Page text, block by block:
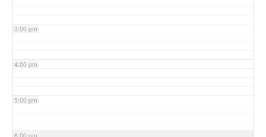
3:00 pm
4:00 pm
5:00 pm